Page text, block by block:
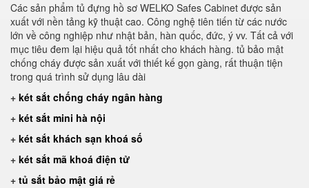
Các sản phẩm tủ đựng hồ sơ WELKO Safes Cabinet được sản
xuất với nền tảng kỹ thuật cao. Công nghệ tiên tiến từ các nước
lớn về công nghiệp như nhật bản, hàn quốc, đức, ý vv. Tất cả với
mục tiêu đem lại hiệu quả tốt nhất cho khách hàng. tủ bảo mật
chống cháy được sản xuất với thiết kế gọn gàng, rất thuận tiện
trong quá trình sử dụng lâu dài
+ két sắt chống cháy ngân hàng
+ két sắt mini hà nội
+ két sắt khách sạn khoá số
+ két sắt mã khoá điện tử
+ tủ sắt bảo mật giá rẻ